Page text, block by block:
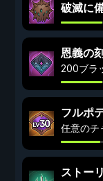
破滅に
恩義の
200ブラ
フルポ
任意のチ
ストー